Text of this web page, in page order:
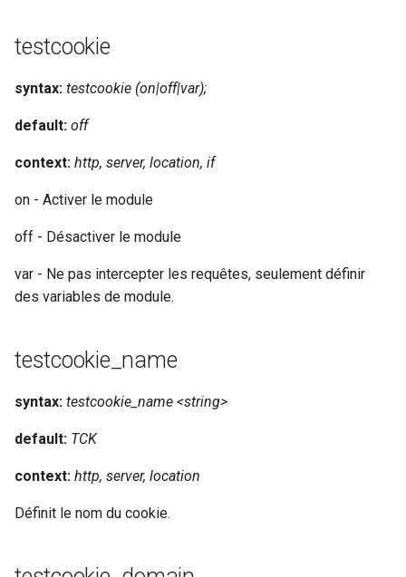
testcookie_secure_flag
testcookie_port_in_redirect
Exemple de configuration
GitHub
hoedown
http
http2
influx
injection
iputils
jit-uuid
testcookie
syntax: testcookie (on|off|var);
default: off
context: http, server, location, if
on - Activer le module
off - Désactiver le module
var - Ne pas intercepter les requêtes, seulement définir
des variables de module.
testcookie_name
syntax: testcookie_name <string>
default: TCK
context: http, server, location
Définit le nom du cookie.